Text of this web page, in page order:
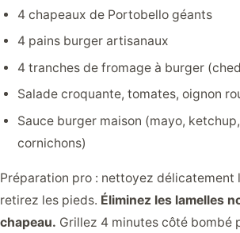
4 chapeaux de Portobello géants
4 pains burger artisanaux
4 tranches de fromage à burger
Salade croquante, tomates, oignon
Sauce burger maison (mayo,
cornichons)
Préparation pro : nettoyez délicatement
retirez les pieds. Éliminez les lamelles
chapeau. Grillez 4 minutes côté bombé